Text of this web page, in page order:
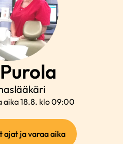
Purola
aika 18.8. klo 09:00
ajat ja varaa aika(ulkoinen